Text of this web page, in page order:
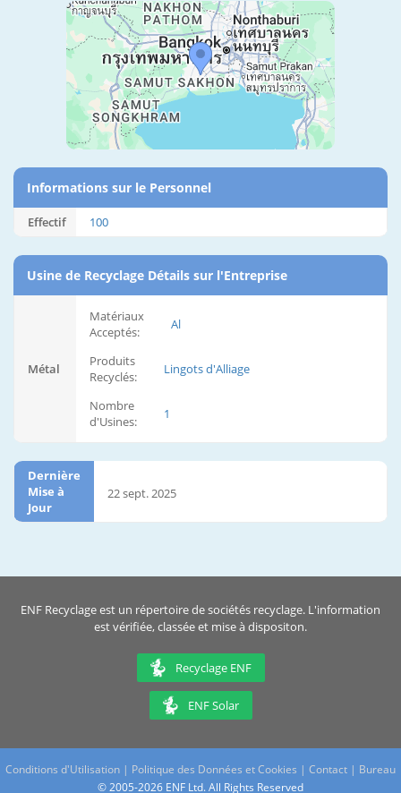
Informations sur le Personnel
Effectif 100
Usine de Recyclage Détails sur l'Entreprise
Métal
Matériaux
Acceptés:
Al
Produits
Recyclés:
Lingots d'Alliage
Nombre
d'Usines:
1
Dernière
Mise à
Jour
22 sept. 2025
ENF Recyclage est un répertoire de sociétés recyclage. L'information
est vérifiée, classée et mise à dispositon.
Recyclage ENF
ENF Solar
Conditions d'Utilisation | Politique des Données et Cookies | Contact | Bureau
© 2005-2026 ENF Ltd. All Rights Reserved